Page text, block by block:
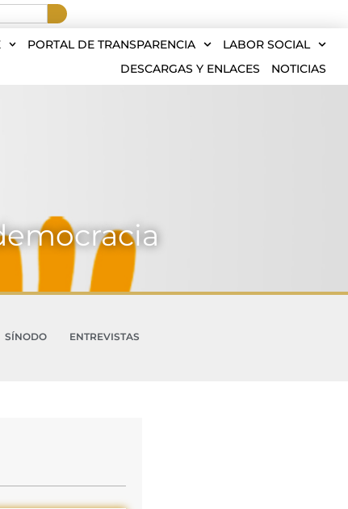
PORTAL DE TRANSPARENCIA
LABOR SOCIAL
DESCARGAS Y ENLACES
NOTICIAS
SÍNODO
ENTREVISTAS